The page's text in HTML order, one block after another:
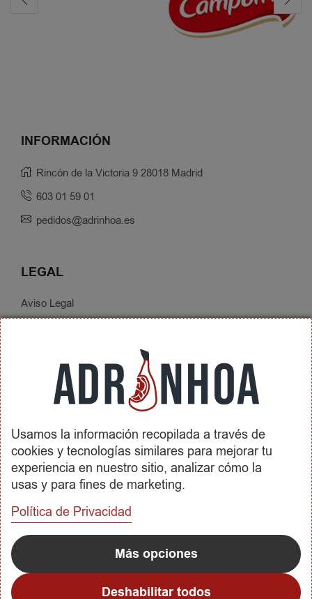
INFORMACIÓN
Rincón de la Victoria 9 28018 Madrid
603 01 59 01
pedidos@adrinhoa.es
LEGAL
Aviso Legal
Condiciones de Contratación
Envíos y Devoluciones
SOBRE ADRINHOA
Conócenos
Contactar
REDES SOCIALES
METODOS DE PAGO
Usamos la información recopilada a través de
cookies y tecnologías similares para mejorar tu
experiencia en nuestro sitio, analizar cómo la
usas y para fines de marketing.
Política de Privacidad
Más opciones
Deshabilitar todos